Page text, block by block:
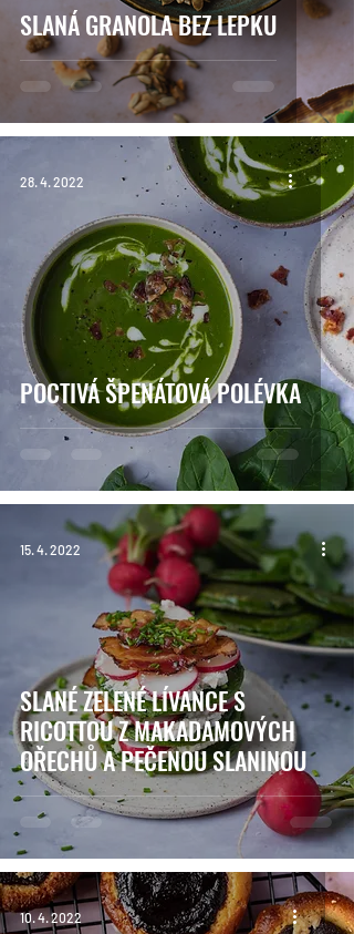
SLANÁ GRANOLA BEZ LEPKU
POCTIVÁ ŠPENÁTOVÁ POLÉVKA
28. 4. 2022
SLANÉ ZELENÉ LÍVANCE S
RICOTTOU Z MAKADAMOVÝCH
OŘECHŮ A PEČENOU SLANINOU
15. 4. 2022
10. 4. 2022